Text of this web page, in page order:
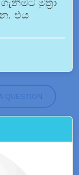
මුත්‍රා
එය
QUESTION